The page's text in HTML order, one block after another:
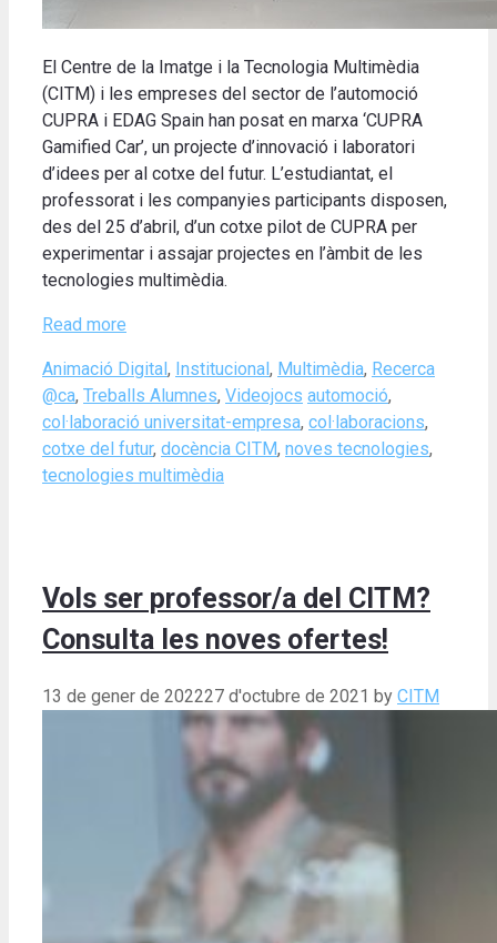
El Centre de la Imatge i la Tecnologia Multimèdia
(CITM) i les empreses del sector de l’automoció
CUPRA i EDAG Spain han posat en marxa ‘CUPRA
Gamified Car’, un projecte d’innovació i laboratori
d’idees per al cotxe del futur. L’estudiantat, el
professorat i les companyies participants disposen,
des del 25 d’abril, d’un cotxe pilot de CUPRA per
experimentar i assajar projectes en l’àmbit de les
tecnologies multimèdia.
Read more
Categories
Animació Digital, Institucional, Multimèdia, Recerca
@ca, Treballs Alumnes, Videojocs Tags
automoció,
col·laboració universitat-empresa, col·laboracions,
cotxe del futur, docència CITM, noves tecnologies,
tecnologies multimèdia
Vols ser professor/a del CITM?
Consulta les noves ofertes!
13 de gener de 202227 d'octubre de 2021 by CITM